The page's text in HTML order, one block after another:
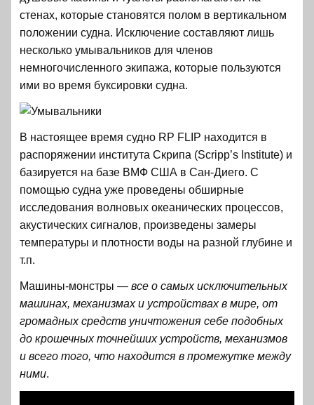
стенах, которые становятся полом в вертикальном
положении судна. Исключение составляют лишь
несколько умывальников для членов
немногочисленного экипажа, которые пользуются
ими во время буксировки судна.
В настоящее время судно RP FLIP находится в
распоряжении института Скрипа (Scripp’s Institute) и
базируется на базе ВМФ США в Сан-Диего. С
помощью судна уже проведены обширные
исследования волновых океанических процессов,
акустических сигналов, произведены замеры
температуры и плотности воды на разной глубине и
т.п.
Машины-монстры — все о самых исключительных
машинах, механизмах и устройствах в мире, от
громадных средств уничтожения себе подобных
до крошечных точнейших устройств, механизмов
и всего того, что находится в промежутке между
ними.